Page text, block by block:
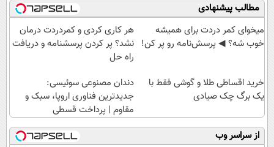
مطالب پیشنهادی
میخوای کمر دردت برای همیشه
خوب شه؟ ◀ پرسش‌نامه رو پر کن!
هر کاری کردی و کمردردت درمان
نشد؟ پر کردن پرسشنامه و دریافت
راه حل
خرید اقساطی طلا و گوشی فقط با
یک برگ چک صیادی
دندان مصنوعی سوئیسی:
جدیدترین فناوری اروپا، سبک و
مقاوم | پرداخت قسطی
از سراسر وب